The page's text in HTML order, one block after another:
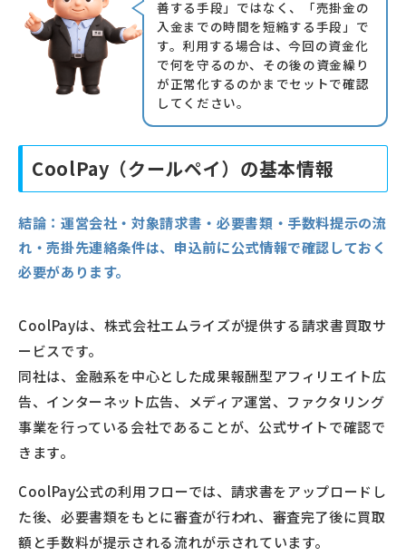
善する手段」ではなく、「売掛金の
入金までの時間を短縮する手段」で
す。利用する場合は、今回の資金化
で何を守るのか、その後の資金繰り
が正常化するのかまでセットで確認
してください。
CoolPay（クールペイ）の基本情報
結論： 運営会社・対象請求書・必要書類・手数料提示の流
れ・売掛先連絡条件は、申込前に公式情報で確認しておく
必要があります。
CoolPayは、株式会社エムライズが提供する請求書買取サ
ービスです。
同社は、金融系を中心とした成果報酬型アフィリエイト広
告、インターネット広告、メディア運営、ファクタリング
事業を行っている会社であることが、公式サイトで確認で
きます。
CoolPay公式の利用フローでは、請求書をアップロードし
た後、必要書類をもとに審査が行われ、審査完了後に買取
額と手数料が提示される流れが示されています。